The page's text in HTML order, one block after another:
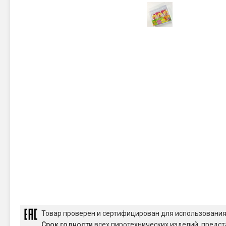
Товар проверен и сертифицирован для